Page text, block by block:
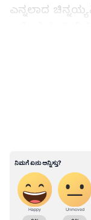
ಎನ್ನಲಾದ
ABOUT THE